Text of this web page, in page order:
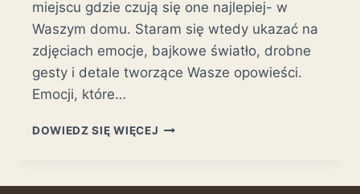
miejscu gdzie czują się one najlepiej- w
Waszym domu. Staram się wtedy ukazać na
zdjęciach emocje, bajkowe światło, drobne
gesty i detale tworzące Wasze opowieści.
Emocji, które…
DOWIEDZ SIĘ WIĘCEJ SESJA